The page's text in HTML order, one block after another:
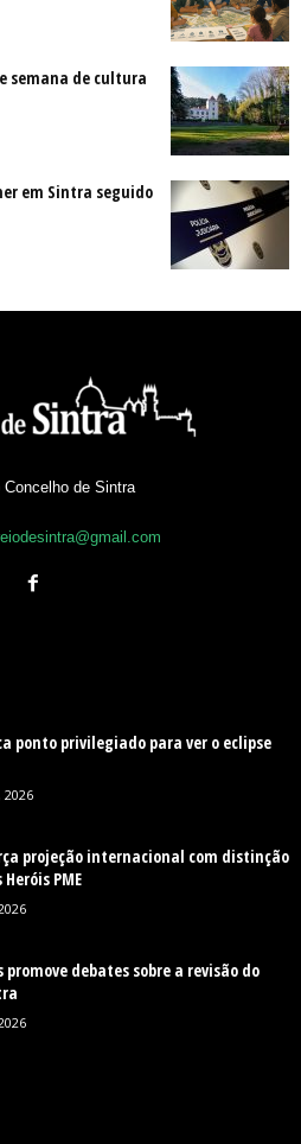
semana de cultura
em Sintra seguido
Concelho de Sintra
ponto privilegiado para ver o eclipse
2026
projeção internacional com distinção
PME
debates sobre a revisão do